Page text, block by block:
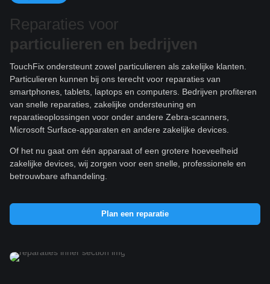
Reparaties voor
particulieren en bedrijven
TouchFix ondersteunt zowel particulieren als zakelijke klanten.
Particulieren kunnen bij ons terecht voor reparaties van
smartphones, tablets, laptops en computers. Bedrijven profiteren
van snelle reparaties, zakelijke ondersteuning en
reparatieoplossingen voor onder andere Zebra-scanners,
Microsoft Surface-apparaten en andere zakelijke devices.
Of het nu gaat om één apparaat of een grotere hoeveelheid
zakelijke devices, wij zorgen voor een snelle, professionele en
betrouwbare afhandeling.
Plan een reparatie